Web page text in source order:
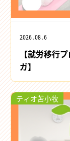
2026.08.6
【就労移行
ガ】
ティオ苫小牧